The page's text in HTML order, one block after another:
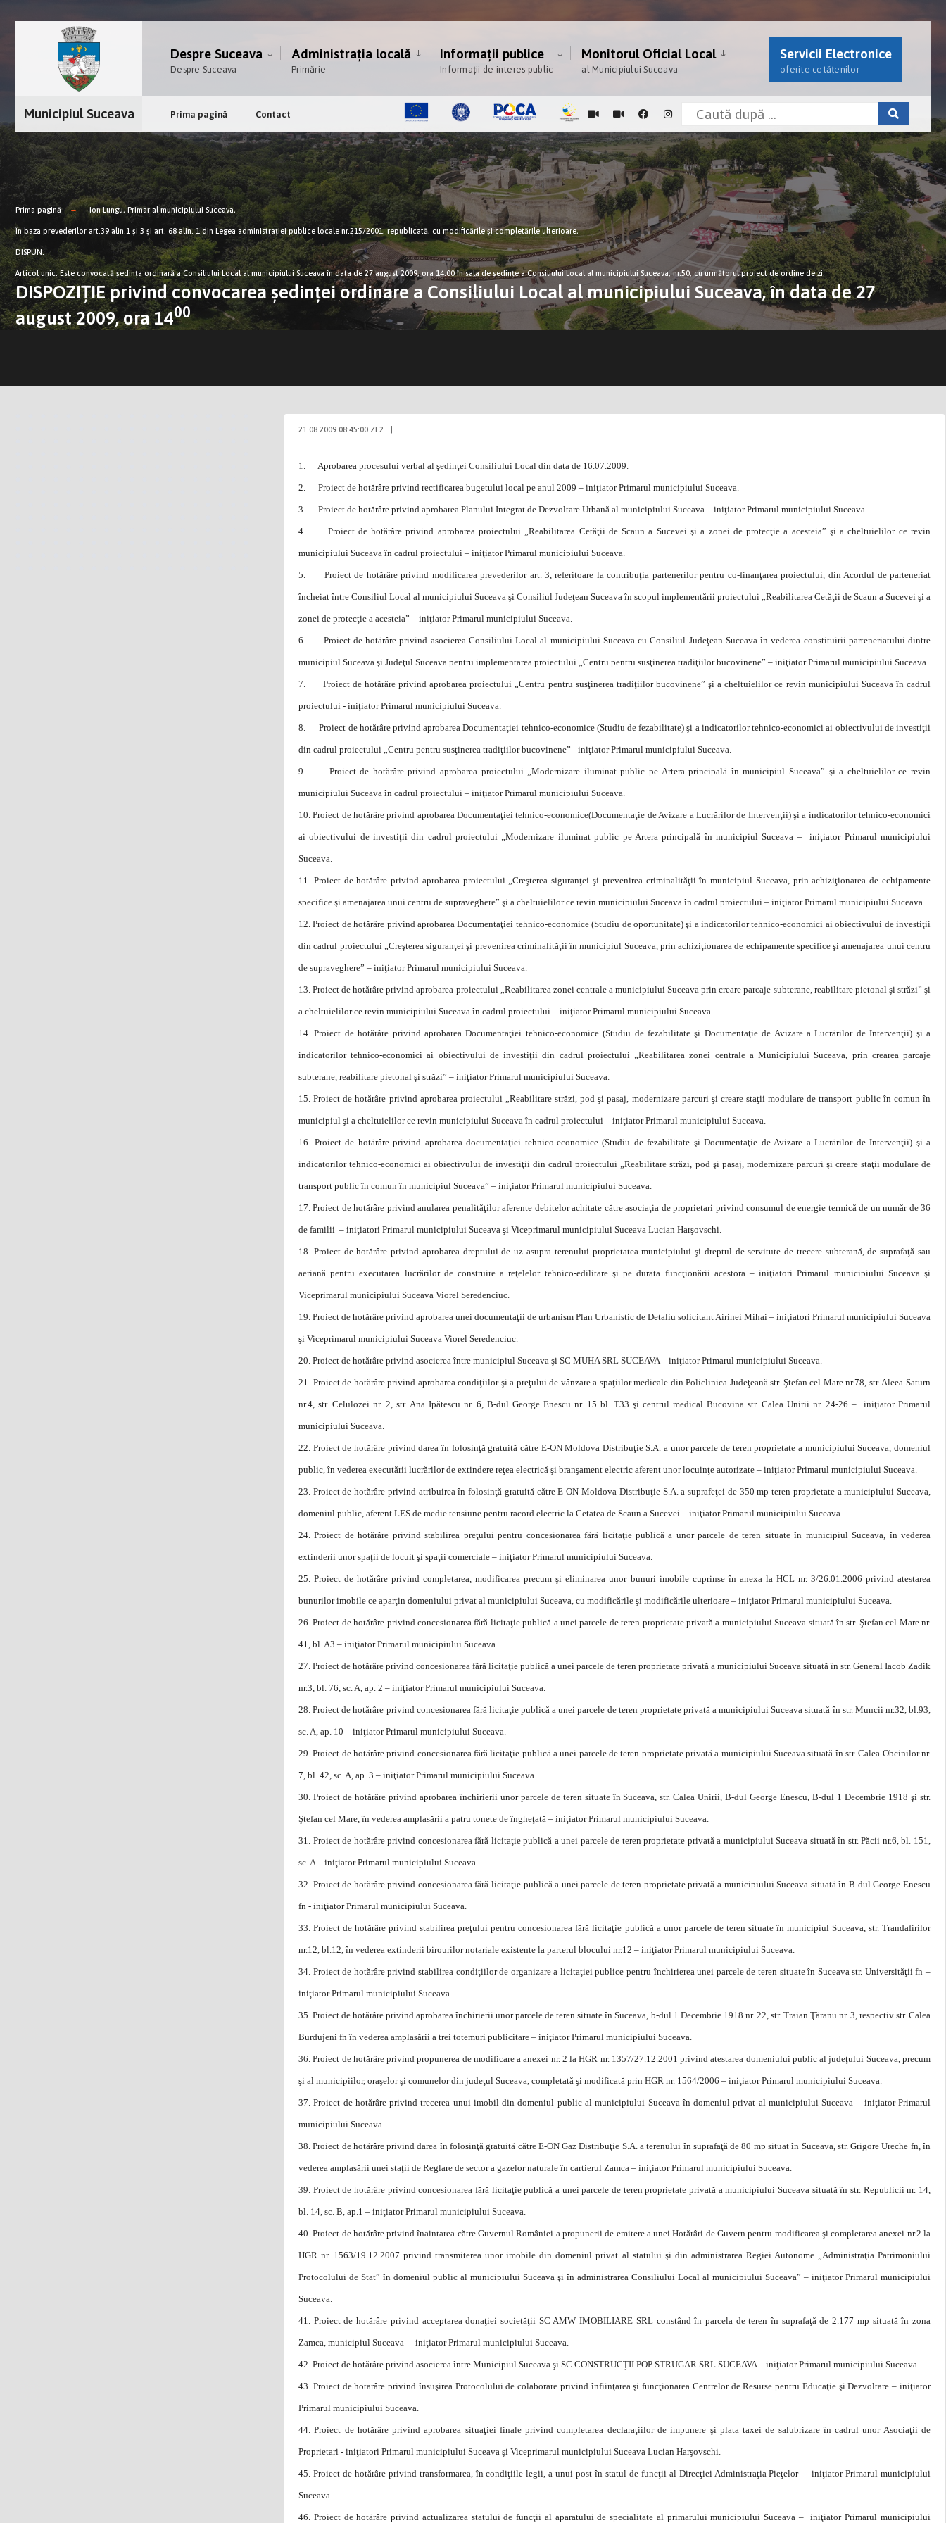
Despre Suceava
Despre Suceava
Administrația locală
Primărie
Informații publice
Informații de interes public
Monitorul Oficial Local
al Municipiului Suceava
Servicii Electronice
oferite cetățenilor
Municipiul Suceava Prima pagină Contact
Prima pagină Ion Lungu, Primar al municipiului Suceava,
În baza prevederilor art.39 alin.1 şi 3 şi art. 68 alin. 1 din Legea administraţiei publice locale nr.215/2001, republicată, cu modificările şi completările ulterioare,
DISPUN:
Articol unic: Este convocată şedinţa ordinară a Consiliului Local al municipiului Suceava în data de 27 august 2009, ora 14.00 în sala de şedinţe a Consiliului Local al municipiului Suceava, nr.50, cu următorul proiect de ordine de zi:
DISPOZIŢIE privind convocarea şedinţei ordinare a Consiliului Local al municipiului Suceava, în data de 27
august 2009, ora 1400
21.08.2009 08:45:00 ZE2
1. Aprobarea procesului verbal al şedinţei Consiliului Local din data de 16.07.2009.
2. Proiect de hotărâre privind rectificarea bugetului local pe anul 2009 – iniţiator Primarul municipiului Suceava.
3. Proiect de hotărâre privind aprobarea Planului Integrat de Dezvoltare Urbană al municipiului Suceava – iniţiator Primarul municipiului Suceava.
4. Proiect de hotărâre privind aprobarea proiectului „Reabilitarea Cetăţii de Scaun a Sucevei şi a zonei de protecţie a acesteia” şi a cheltuielilor ce revin
municipiului Suceava în cadrul proiectului – iniţiator Primarul municipiului Suceava.
5. Proiect de hotărâre privind modificarea prevederilor art. 3, referitoare la contribuţia partenerilor pentru co-finanţarea proiectului, din Acordul de parteneriat
încheiat între Consiliul Local al municipiului Suceava şi Consiliul Judeţean Suceava în scopul implementării proiectului „Reabilitarea Cetăţii de Scaun a Sucevei şi a
zonei de protecţie a acesteia” – iniţiator Primarul municipiului Suceava.
6. Proiect de hotărâre privind asocierea Consiliului Local al municipiului Suceava cu Consiliul Judeţean Suceava în vederea constituirii parteneriatului dintre
municipiul Suceava şi Judeţul Suceava pentru implementarea proiectului „Centru pentru susţinerea tradiţiilor bucovinene” – iniţiator Primarul municipiului Suceava.
7. Proiect de hotărâre privind aprobarea proiectului „Centru pentru susţinerea tradiţiilor bucovinene” şi a cheltuielilor ce revin municipiului Suceava în cadrul
proiectului - iniţiator Primarul municipiului Suceava.
8. Proiect de hotărâre privind aprobarea Documentaţiei tehnico-economice (Studiu de fezabilitate) şi a indicatorilor tehnico-economici ai obiectivului de investiţii
din cadrul proiectului „Centru pentru susţinerea tradiţiilor bucovinene” - iniţiator Primarul municipiului Suceava.
9. Proiect de hotărâre privind aprobarea proiectului „Modernizare iluminat public pe Artera principală în municipiul Suceava” şi a cheltuielilor ce revin
municipiului Suceava în cadrul proiectului – iniţiator Primarul municipiului Suceava.
10.Proiect de hotărâre privind aprobarea Documentaţiei tehnico-economice(Documentaţie de Avizare a Lucrărilor de Intervenţii) şi a indicatorilor tehnico-economici
ai obiectivului de investiţii din cadrul proiectului „Modernizare iluminat public pe Artera principală în municipiul Suceava – iniţiator Primarul municipiului
Suceava.
11. Proiect de hotărâre privind aprobarea proiectului „Creşterea siguranţei şi prevenirea criminalităţii în municipiul Suceava, prin achiziţionarea de echipamente
specifice şi amenajarea unui centru de supraveghere” şi a cheltuielilor ce revin municipiului Suceava în cadrul proiectului – iniţiator Primarul municipiului Suceava.
12.Proiect de hotărâre privind aprobarea Documentaţiei tehnico-economice (Studiu de oportunitate) şi a indicatorilor tehnico-economici ai obiectivului de investiţii
din cadrul proiectului „Creşterea siguranţei şi prevenirea criminalităţii în municipiul Suceava, prin achiziţionarea de echipamente specifice şi amenajarea unui centru
de supraveghere” – iniţiator Primarul municipiului Suceava.
13.Proiect de hotărâre privind aprobarea proiectului „Reabilitarea zonei centrale a municipiului Suceava prin creare parcaje subterane, reabilitare pietonal şi străzi” şi
a cheltuielilor ce revin municipiului Suceava în cadrul proiectului – iniţiator Primarul municipiului Suceava.
14.Proiect de hotărâre privind aprobarea Documentaţiei tehnico-economice (Studiu de fezabilitate şi Documentaţie de Avizare a Lucrărilor de Intervenţii) şi a
indicatorilor tehnico-economici ai obiectivului de investiţii din cadrul proiectului „Reabilitarea zonei centrale a Municipiului Suceava, prin crearea parcaje
subterane, reabilitare pietonal şi străzi” – iniţiator Primarul municipiului Suceava.
15.Proiect de hotărâre privind aprobarea proiectului „Reabilitare străzi, pod şi pasaj, modernizare parcuri şi creare staţii modulare de transport public în comun în
municipiul şi a cheltuielilor ce revin municipiului Suceava în cadrul proiectului – iniţiator Primarul municipiului Suceava.
16. Proiect de hotărâre privind aprobarea documentaţiei tehnico-economice (Studiu de fezabilitate şi Documentaţie de Avizare a Lucrărilor de Intervenţii) şi a
indicatorilor tehnico-economici ai obiectivului de investiţii din cadrul proiectului „Reabilitare străzi, pod şi pasaj, modernizare parcuri şi creare staţii modulare de
transport public în comun în municipiul Suceava” – iniţiator Primarul municipiului Suceava.
17.Proiect de hotărâre privind anularea penalităţilor aferente debitelor achitate către asociaţia de proprietari privind consumul de energie termică de un număr de 36
de familii – iniţiatori Primarul municipiului Suceava şi Viceprimarul municipiului Suceava Lucian Harşovschi.
18. Proiect de hotărâre privind aprobarea dreptului de uz asupra terenului proprietatea municipiului şi dreptul de servitute de trecere subterană, de suprafaţă sau
aeriană pentru executarea lucrărilor de construire a reţelelor tehnico-edilitare şi pe durata funcţionării acestora – iniţiatori Primarul municipiului Suceava şi
Viceprimarul municipiului Suceava Viorel Seredenciuc.
19. Proiect de hotărâre privind aprobarea unei documentaţii de urbanism Plan Urbanistic de Detaliu solicitant Airinei Mihai – iniţiatori Primarul municipiului Suceava
şi Viceprimarul municipiului Suceava Viorel Seredenciuc.
20. Proiect de hotărâre privind asocierea între municipiul Suceava şi SC MUHA SRL SUCEAVA – iniţiator Primarul municipiului Suceava.
21. Proiect de hotărâre privind aprobarea condiţiilor şi a preţului de vânzare a spaţiilor medicale din Policlinica Judeţeană str. Ştefan cel Mare nr.78, str. Aleea Saturn
nr.4, str. Celulozei nr. 2, str. Ana Ipătescu nr. 6, B-dul George Enescu nr. 15 bl. T33 şi centrul medical Bucovina str. Calea Unirii nr. 24-26 – iniţiator Primarul
municipiului Suceava.
22. Proiect de hotărâre privind darea în folosinţă gratuită către E-ON Moldova Distribuţie S.A. a unor parcele de teren proprietate a municipiului Suceava, domeniul
public, în vederea executării lucrărilor de extindere reţea electrică şi branşament electric aferent unor locuinţe autorizate – iniţiator Primarul municipiului Suceava.
23. Proiect de hotărâre privind atribuirea în folosinţă gratuită către E-ON Moldova Distribuţie S.A. a suprafeţei de 350 mp teren proprietate a municipiului Suceava,
domeniul public, aferent LES de medie tensiune pentru racord electric la Cetatea de Scaun a Sucevei – iniţiator Primarul municipiului Suceava.
24.Proiect de hotărâre privind stabilirea preţului pentru concesionarea fără licitaţie publică a unor parcele de teren situate în municipiul Suceava, în vederea
extinderii unor spaţii de locuit şi spaţii comerciale – iniţiator Primarul municipiului Suceava.
25.Proiect de hotărâre privind completarea, modificarea precum şi eliminarea unor bunuri imobile cuprinse în anexa la HCL nr. 3/26.01.2006 privind atestarea
bunurilor imobile ce aparţin domeniului privat al municipiului Suceava, cu modificările şi modificările ulterioare – iniţiator Primarul municipiului Suceava.
26.Proiect de hotărâre privind concesionarea fără licitaţie publică a unei parcele de teren proprietate privată a municipiului Suceava situată în str. Ştefan cel Mare nr.
41, bl. A3 – iniţiator Primarul municipiului Suceava.
27. Proiect de hotărâre privind concesionarea fără licitaţie publică a unei parcele de teren proprietate privată a municipiului Suceava situată în str. General Iacob Zadik
nr.3, bl. 76, sc. A, ap. 2 – iniţiator Primarul municipiului Suceava.
28.Proiect de hotărâre privind concesionarea fără licitaţie publică a unei parcele de teren proprietate privată a municipiului Suceava situată în str. Muncii nr.32, bl.93,
sc. A, ap. 10 – iniţiator Primarul municipiului Suceava.
29.Proiect de hotărâre privind concesionarea fără licitaţie publică a unei parcele de teren proprietate privată a municipiului Suceava situată în str. Calea Obcinilor nr.
7, bl. 42, sc. A, ap. 3 – iniţiator Primarul municipiului Suceava.
30. Proiect de hotărâre privind aprobarea închirierii unor parcele de teren situate în Suceava, str. Calea Unirii, B-dul George Enescu, B-dul 1 Decembrie 1918 şi str.
Ştefan cel Mare, în vederea amplasării a patru tonete de îngheţată – iniţiator Primarul municipiului Suceava.
31. Proiect de hotărâre privind concesionarea fără licitaţie publică a unei parcele de teren proprietate privată a municipiului Suceava situată în str. Păcii nr.6, bl. 151,
sc. A – iniţiator Primarul municipiului Suceava.
32. Proiect de hotărâre privind concesionarea fără licitaţie publică a unei parcele de teren proprietate privată a municipiului Suceava situată în B-dul George Enescu
fn - iniţiator Primarul municipiului Suceava.
33.Proiect de hotărâre privind stabilirea preţului pentru concesionarea fără licitaţie publică a unor parcele de teren situate în municipiul Suceava, str. Trandafirilor
nr.12, bl.12, în vederea extinderii birourilor notariale existente la parterul blocului nr.12 – iniţiator Primarul municipiului Suceava.
34. Proiect de hotărâre privind stabilirea condiţiilor de organizare a licitaţiei publice pentru închirierea unei parcele de teren situate în Suceava str. Universităţii fn –
iniţiator Primarul municipiului Suceava.
35.Proiect de hotărâre privind aprobarea închirierii unor parcele de teren situate în Suceava, b-dul 1 Decembrie 1918 nr. 22, str. Traian Ţăranu nr. 3, respectiv str. Calea
Burdujeni fn în vederea amplasării a trei totemuri publicitare – iniţiator Primarul municipiului Suceava.
36.Proiect de hotărâre privind propunerea de modificare a anexei nr. 2 la HGR nr. 1357/27.12.2001 privind atestarea domeniului public al judeţului Suceava, precum
şi al municipiilor, oraşelor şi comunelor din judeţul Suceava, completată şi modificată prin HGR nr. 1564/2006 – iniţiator Primarul municipiului Suceava.
37.Proiect de hotărâre privind trecerea unui imobil din domeniul public al municipiului Suceava în domeniul privat al municipiului Suceava – iniţiator Primarul
municipiului Suceava.
38.Proiect de hotărâre privind darea în folosinţă gratuită către E-ON Gaz Distribuţie S.A. a terenului în suprafaţă de 80 mp situat în Suceava, str. Grigore Ureche fn, în
vederea amplasării unei staţii de Reglare de sector a gazelor naturale în cartierul Zamca – iniţiator Primarul municipiului Suceava.
39. Proiect de hotărâre privind concesionarea fără licitaţie publică a unei parcele de teren proprietate privată a municipiului Suceava situată în str. Republicii nr. 14,
bl. 14, sc. B, ap.1 – iniţiator Primarul municipiului Suceava.
40.Proiect de hotărâre privind înaintarea către Guvernul României a propunerii de emitere a unei Hotărâri de Guvern pentru modificarea şi completarea anexei nr.2 la
HGR nr. 1563/19.12.2007 privind transmiterea unor imobile din domeniul privat al statului şi din administrarea Regiei Autonome „Administraţia Patrimoniului
Protocolului de Stat” în domeniul public al municipiului Suceava şi în administrarea Consiliului Local al municipiului Suceava” – iniţiator Primarul municipiului
Suceava.
41. Proiect de hotărâre privind acceptarea donaţiei societăţii SC AMW IMOBILIARE SRL constând în parcela de teren în suprafaţă de 2.177 mp situată în zona
Zamca, municipiul Suceava – iniţiator Primarul municipiului Suceava.
42. Proiect de hotărâre privind asocierea între Municipiul Suceava şi SC CONSTRUCŢII POP STRUGAR SRL SUCEAVA – iniţiator Primarul municipiului Suceava.
43. Proiect de hotarâre privind însuşirea Protocolului de colaborare privind înfiinţarea şi funcţionarea Centrelor de Resurse pentru Educaţie şi Dezvoltare – iniţiator
Primarul municipiului Suceava.
44.Proiect de hotărâre privind aprobarea situaţiei finale privind completarea declaraţiilor de impunere şi plata taxei de salubrizare în cadrul unor Asociaţii de
Proprietari - iniţiatori Primarul municipiului Suceava şi Viceprimarul municipiului Suceava Lucian Harşovschi.
45. Proiect de hotărâre privind transformarea, în condiţiile legii, a unui post în statul de funcţii al Direcţiei Administraţia Pieţelor – iniţiator Primarul municipiului
Suceava.
46. Proiect de hotărâre privind actualizarea statului de funcţii al aparatului de specialitate al primarului municipiului Suceava – iniţiator Primarul municipiului